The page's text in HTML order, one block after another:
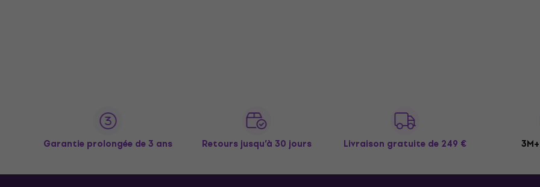
Garantie prolongée de 3 ans Retours jusqu’à 30 jours Livraison gratuite de 249 €